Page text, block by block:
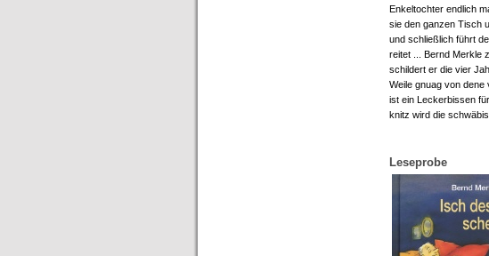
Enkeltochter endlich
sie den ganzen Tisch
und schließlich führt
reitet ... Bernd Merkle
schildert er die vier
Weile gnuag von
ist ein Leckerbissen
knitz wird die
Leseprobe